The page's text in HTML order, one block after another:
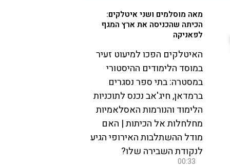
מאה מוסלמים ושני איטלקים:
הכיתה שהכניסה את ארץ המגף
לפאניקה
האיטלקים הפכו למיעוט זעיר
במוסד הלימודים ההיסטורי
במסטרה: בתי ספר נסגרים
ברמדאן, חיג'אב נכנס לתוכניות
הלימוד והנורמות האסלאמיות
מחלחלות אל הכיתות | האם
מודל ההשתלבות האירופי הגיע
לנקודת השבירה שלו?
00:33